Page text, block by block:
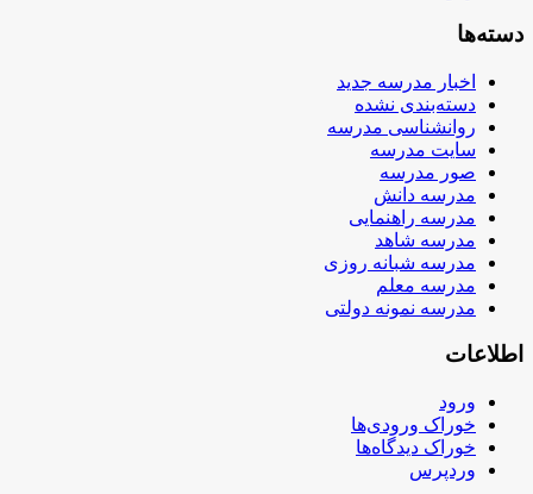
دسته‌ها
اخبار مدرسه جدید
دسته‌بندی نشده
روانشناسی مدرسه
سایت مدرسه
صور مدرسه
مدرسه دانش
مدرسه راهنمایی
مدرسه شاهد
مدرسه شبانه روزی
مدرسه معلم
مدرسه نمونه دولتی
اطلاعات
ورود
خوراک ورودی‌ها
خوراک دیدگاه‌ها
وردپرس